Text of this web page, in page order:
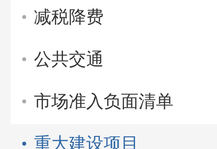
减税降费
公共交通
市场准入负面清单
重大建设项目